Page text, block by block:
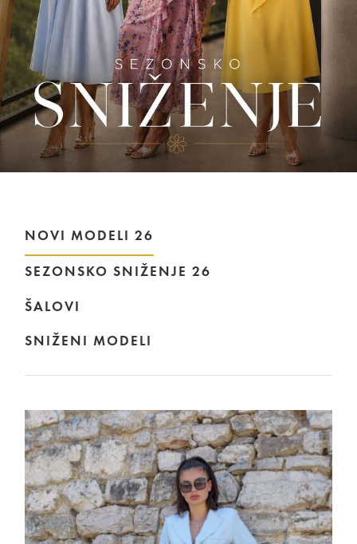
NOVI MODELI 26
SEZONSKO SNIŽENJE 26
ŠALOVI
SNIŽENI MODELI